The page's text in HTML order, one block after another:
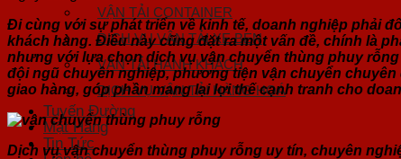
VẬN TẢI CONTAINER
DỊCH VỤ VẬN TẢI XE BEN
VẬN TẢI HÀNH KHÁCH
DỊCH VỤ VẬN TẢI HÀNG HOÁ
Tuyến Đường
Mặt Hàng
Tin Tức
Đi cùng với sự phát triển về kinh tế, doanh nghiệp phải
khách hàng. Điều này cũng đặt ra một vấn đề, chính là
nhưng với lựa chọn dịch vụvận chuyển thùng phuy rỗng
đội ngũ chuyên nghiệp, phương tiện vận chuyển
giao hàng, góp phần mang lại lợi thế cạnh tranh cho
Dịch vụ vận chuyển thùng phuy rỗng uy tín, chuyên